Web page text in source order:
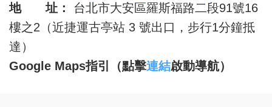
地 址：
台北市大安區羅斯福路二段91號16
樓之2（近捷運古亭站 3 號出口，步行1分鐘抵
達）
Google Maps指引（點擊連結啟動導航）